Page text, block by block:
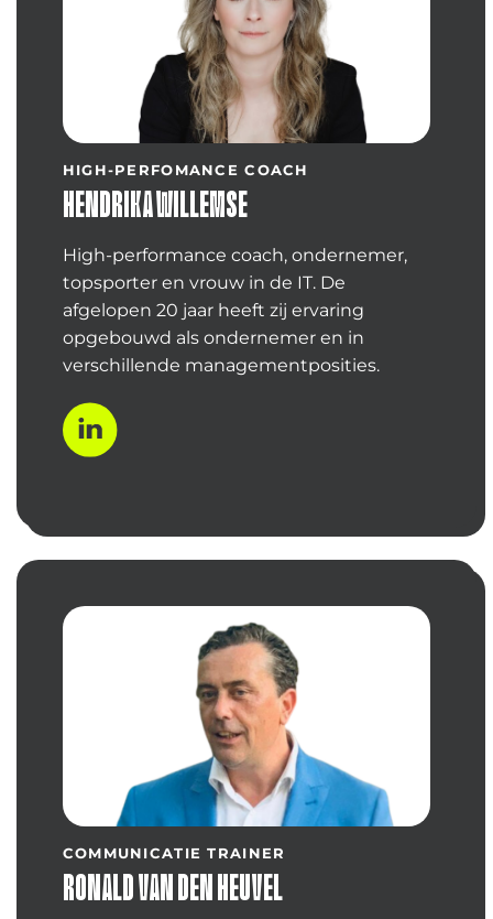
HIGH-PERFOMANCE COACH
HENDRIKA WILLEMSE
High-performance coach, ondernemer,
topsporter en vrouw in de IT. De
afgelopen 20 jaar heeft zij ervaring
opgebouwd als ondernemer en in
verschillende managementposities.
COMMUNICATIE TRAINER
RONALD VAN DEN HEUVEL